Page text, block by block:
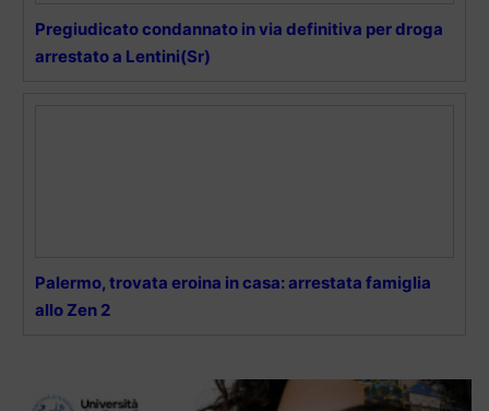
Pregiudicato condannato in via definitiva per droga
arrestato a Lentini(Sr)
Palermo, trovata eroina in casa: arrestata famiglia
allo Zen 2